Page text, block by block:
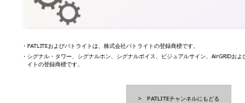
・PATLITEおよびパトライトは、株式会社パトライトの登録商標です。
・シグナル・タワー、シグナルホン、シグナルボイス、ビジュアルサイン、AirGRIDお
イトの登録商標です。
PATLITEチャンネルにもどる